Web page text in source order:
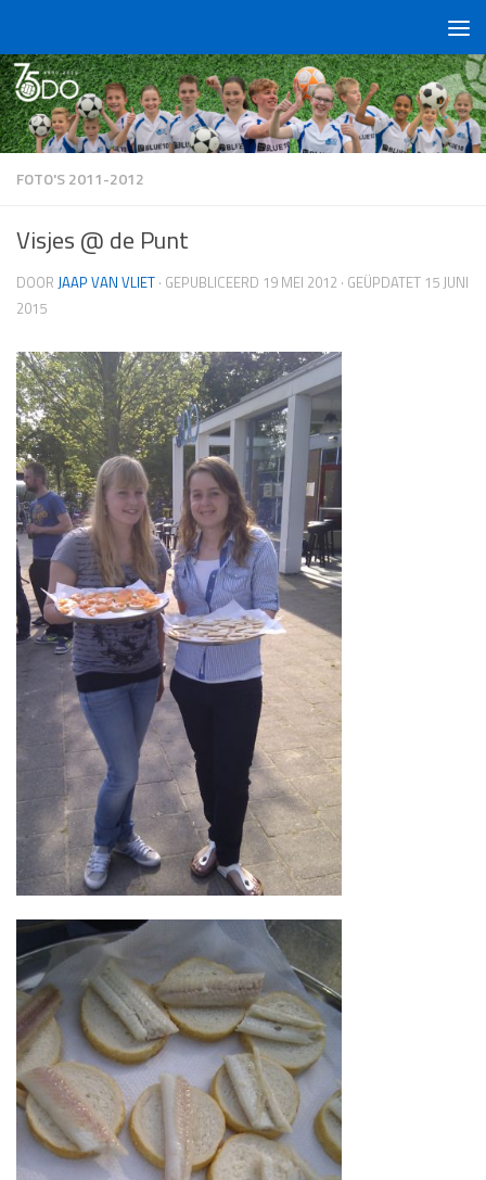
FOTO'S 2011-2012
Visjes @ de Punt
DOOR JAAP VAN VLIET · GEPUBLICEERD 19 MEI 2012 · GEÜPDATET 15 JUNI
2015